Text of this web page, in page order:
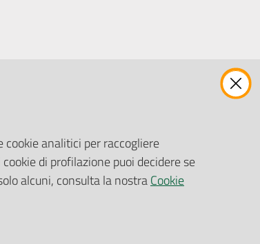
Gare e Appalti
Richiesta Patrocinio
analitici per raccogliere
di profilazione puoi decidere se
alcuni, consulta la nostraCookie